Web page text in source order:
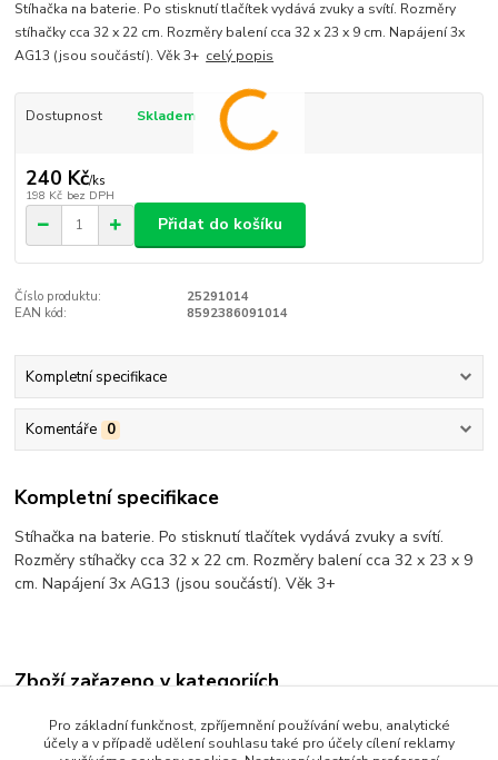
Stíhačka na baterie. Po stisknutí tlačítek vydává zvuky a svítí. Rozměry
stíhačky cca 32 x 22 cm. Rozměry balení cca 32 x 23 x 9 cm. Napájení 3x
AG13 (jsou součástí). Věk 3+ celý popis
Dostupnost Skladem
240 Kč/ks
198 Kč bez DPH
Přidat do košíku
Číslo produktu:
25291014
EAN kód:
8592386091014
Kompletní specifikace
Komentáře 0
Kompletní specifikace
Stíhačka na baterie. Po stisknutí tlačítek vydává zvuky a svítí.
Rozměry stíhačky cca 32 x 22 cm. Rozměry balení cca 32 x 23 x 9
cm. Napájení 3x AG13 (jsou součástí). Věk 3+
Zboží zařazeno v kategoriích
NOVÉ HRAČKY DOPORUČUJEME
Auta letadla lodě
Pro základní funkčnost, zpříjemnění používání webu, analytické
účely a v případě udělení souhlasu také pro účely cílení reklamy